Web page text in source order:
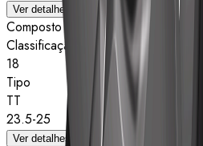
Ver detalhes
Composto
Classificação de estrelas
18
Tipo
TT
23.5-25
Ver detalhes